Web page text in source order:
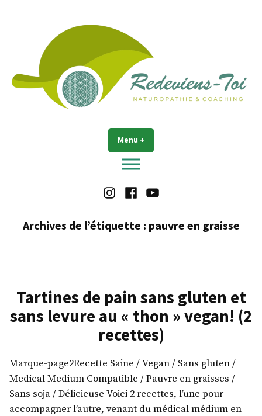
Redeviens-toi Menu +
Instagram
FacebookYoutube
Archives de l’étiquette : pauvre en graisse
Tartines de pain sans gluten et
sans levure au « thon » vegan! (2
recettes)
Marque-page2Recette Saine / Vegan / Sans gluten /
Medical Medium Compatible / Pauvre en graisses /
Sans soja / Délicieuse Voici 2 recettes, l’une pour
accompagner l’autre, venant du médical médium en